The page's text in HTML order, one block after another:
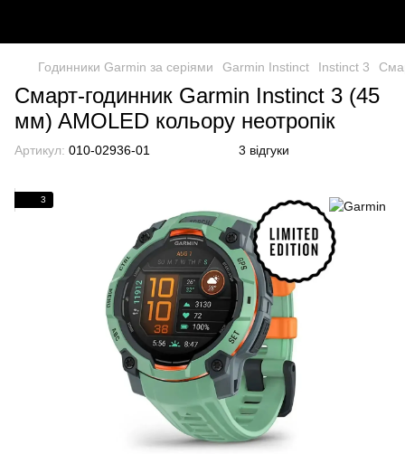
Годинники Garmin за серіями Garmin Instinct Instinct 3
Смарт-годинник Garmin Instinct 3 (45
мм) AMOLED кольору неотропік
Артикул: 010-02936-01 3 відгуки
3